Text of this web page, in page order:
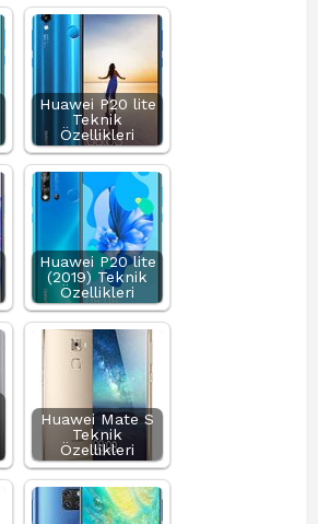
Huawei P20 lite
Teknik
Özellikleri
Huawei P20 lite
(2019) Teknik
Özellikleri
Huawei Mate S
Teknik
Özellikleri